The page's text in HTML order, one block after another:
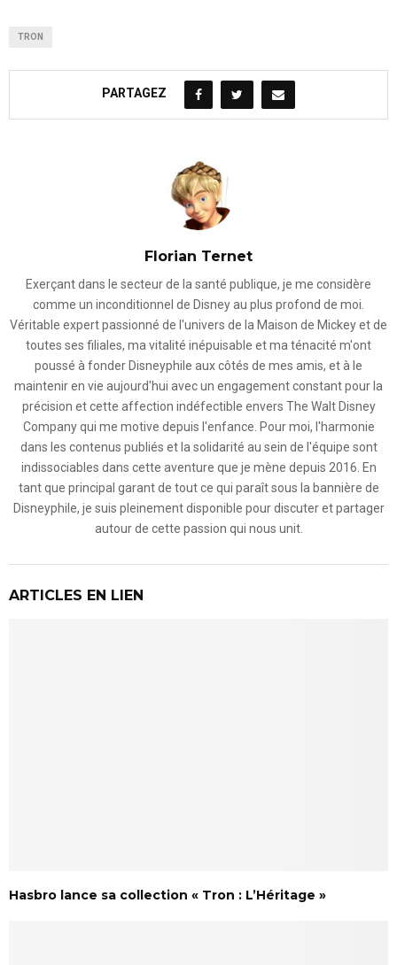
TRON
PARTAGEZ
Florian Ternet
Exerçant dans le secteur de la santé publique, je me considère
comme un inconditionnel de Disney au plus profond de moi.
Véritable expert passionné de l'univers de la Maison de Mickey et de
toutes ses filiales, ma vitalité inépuisable et ma ténacité m'ont
poussé à fonder Disneyphile aux côtés de mes amis, et à le
maintenir en vie aujourd'hui avec un engagement constant pour la
précision et cette affection indéfectible envers The Walt Disney
Company qui me motive depuis l'enfance. Pour moi, l'harmonie
dans les contenus publiés et la solidarité au sein de l'équipe sont
indissociables dans cette aventure que je mène depuis 2016. En
tant que principal garant de tout ce qui paraît sous la bannière de
Disneyphile, je suis pleinement disponible pour discuter et partager
autour de cette passion qui nous unit.
ARTICLES EN LIEN
Hasbro lance sa collection « Tron : L’Héritage »